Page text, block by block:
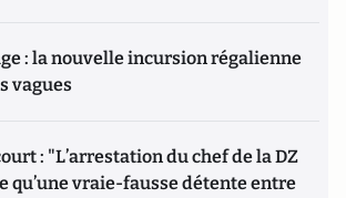
: la nouvelle incursion régalienne
vagues
: "L’arrestation du chef de la DZ
qu’une vraie-fausse détente entre